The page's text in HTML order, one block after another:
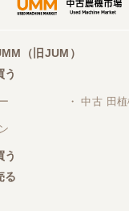
よくしてくれました、有
本
がとうございました。
本
ッターを受け取りまし
ンも調子がよさそうで
（旧JUM）
う
・ 中古 田
う
る